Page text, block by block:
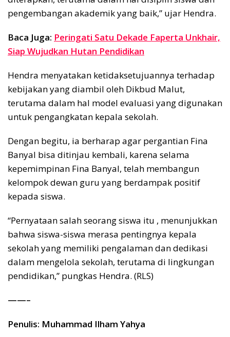
pengembangan akademik yang baik,” ujar Hendra.
Baca Juga: Peringati Satu Dekade Faperta Unkhair,
Siap Wujudkan Hutan Pendidikan
Hendra menyatakan ketidaksetujuannya terhadap
kebijakan yang diambil oleh Dikbud Malut,
terutama dalam hal model evaluasi yang digunakan
untuk pengangkatan kepala sekolah.
Dengan begitu, ia berharap agar pergantian Fina
Banyal bisa ditinjau kembali, karena selama
kepemimpinan Fina Banyal, telah membangun
kelompok dewan guru yang berdampak positif
kepada siswa.
“Pernyataan salah seorang siswa itu , menunjukkan
bahwa siswa-siswa merasa pentingnya kepala
sekolah yang memiliki pengalaman dan dedikasi
dalam mengelola sekolah, terutama di lingkungan
pendidikan,” pungkas Hendra. (RLS)
——–
Penulis: Muhammad Ilham Yahya